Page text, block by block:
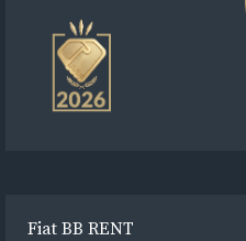
Fiat BB RENT